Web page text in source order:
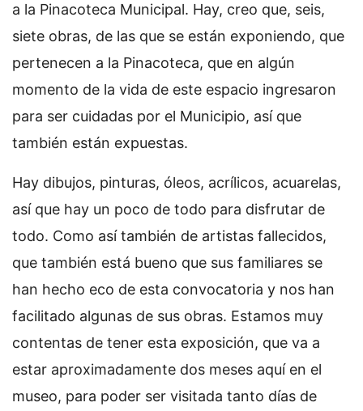
a la Pinacoteca Municipal. Hay, creo que, seis,
siete obras, de las que se están exponiendo, que
pertenecen a la Pinacoteca, que en algún
momento de la vida de este espacio ingresaron
para ser cuidadas por el Municipio, así que
también están expuestas.
Hay dibujos, pinturas, óleos, acrílicos, acuarelas,
así que hay un poco de todo para disfrutar de
todo. Como así también de artistas fallecidos,
que también está bueno que sus familiares se
han hecho eco de esta convocatoria y nos han
facilitado algunas de sus obras. Estamos muy
contentas de tener esta exposición, que va a
estar aproximadamente dos meses aquí en el
museo, para poder ser visitada tanto días de